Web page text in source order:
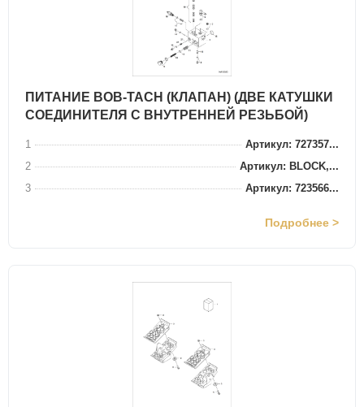
ПИТАНИЕ BOB-TACH (КЛАПАН) (ДВЕ КАТУШКИ
СОЕДИНИТЕЛЯ С ВНУТРЕННЕЙ РЕЗЬБОЙ)
1
Артикул: 727357...
2
Артикул: BLOCK,...
3
Артикул: 723566...
Подробнее >